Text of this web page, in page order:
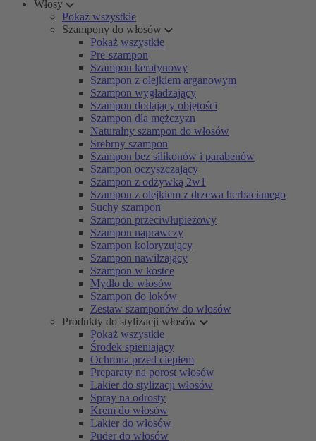
Włosy
Pokaż wszystkie
Szampony do włosów
Pokaż wszystkie
Pre-szampon
Szampon keratynowy
Szampon z olejkiem arganowym
Szampon wygładzający
Szampon dodający objętości
Szampon dla mężczyzn
Naturalny szampon do włosów
Srebrny szampon
Szampon bez silikonów i parabenów
Szampon oczyszczający
Szampon z odżywką 2w1
Szampon z olejkiem z drzewa herbacianego
Suchy szampon
Szampon przeciwłupieżowy
Szampon naprawczy
Szampon koloryzujący
Szampon nawilżający
Szampon w kostce
Mydło do włosów
Szampon do loków
Zestaw szamponów do włosów
Produkty do stylizacji włosów
Pokaż wszystkie
Środek spieniający
Ochrona przed ciepłem
Preparaty na porost włosów
Lakier do stylizacji włosów
Spray na odrosty
Krem do włosów
Lakier do włosów
Puder do włosów